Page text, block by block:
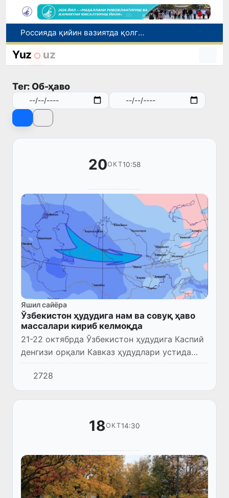
Россияда қийин вазиятда қолган юзлаб ўзбекистонликлар ортга қайтарилди
Тошкентда ППХ инспектори 13 ёшли болани қутқариб қолди
Yuz uz
Тег: Об-ҳаво
20ОКТ10:58
Яшил сайёра
Ўзбекистон ҳудудига нам ва совуқ ҳаво
массалари кириб келмоқда
21-22 октябрда Ўзбекистон ҳудудига Каспий
денгизи орқали Кавказ ҳудудлари устида
шаклланган нам ва совуқ ҳаво массалари
кириб келади.
2728
18ОКТ14:30